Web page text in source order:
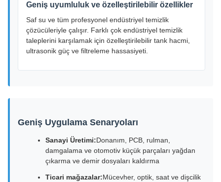
Geniş uyumluluk ve özelleştirilebilir özellikler
Saf su ve tüm profesyonel endüstriyel temizlik
çözücüleriyle çalışır. Farklı çok endüstriyel temizlik
taleplerini karşılamak için özelleştirilebilir tank hacmi,
ultrasonik güç ve filtreleme hassasiyeti.
Geniş Uygulama Senaryoları
Sanayi Üretimi:Donanım, PCB, rulman,
damgalama ve otomotiv küçük parçaları yağdan
çıkarma ve demir dosyaları kaldırma
Ticari mağazalar:Mücevher, optik, saat ve dişcilik